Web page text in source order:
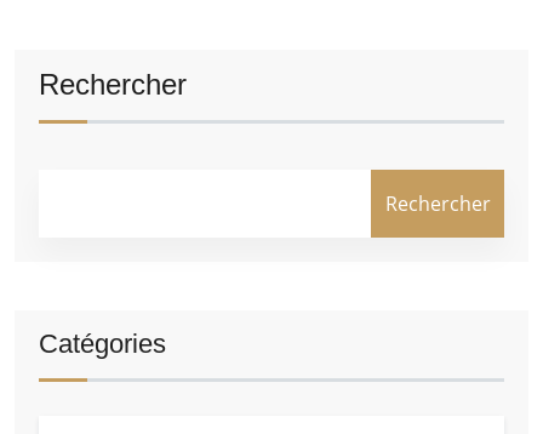
Rechercher
Rechercher
Catégories